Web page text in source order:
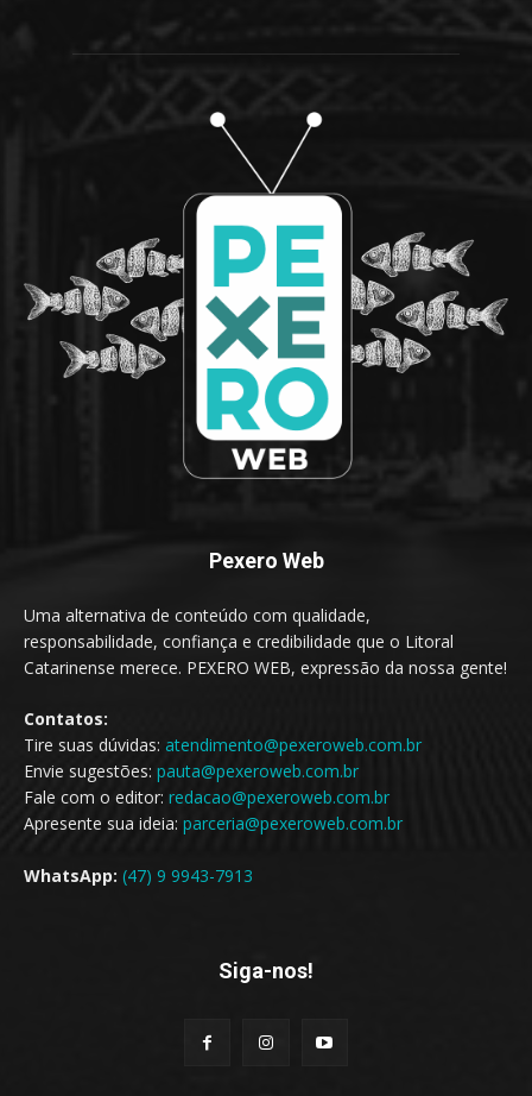
Pexero Web
Uma alternativa de conteúdo com qualidade,
responsabilidade, confiança e credibilidade que o Litoral
Catarinense merece. PEXERO WEB, expressão da nossa gente!
Contatos:
Tire suas dúvidas: atendimento@pexeroweb.com.br
Envie sugestões: pauta@pexeroweb.com.br
Fale com o editor: redacao@pexeroweb.com.br
Apresente sua ideia: parceria@pexeroweb.com.br
WhatsApp: (47) 9 9943-7913
Siga-nos!